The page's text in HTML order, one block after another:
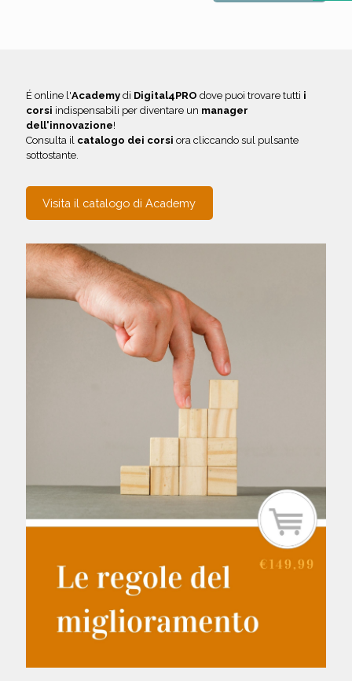
É online l'Academy di Digital4PRO dove puoi trovare tutti i
corsi indispensabili per diventare un manager
dell'innovazione!
Consulta il catalogo dei corsi ora cliccando sul pulsante
sottostante.
Visita il catalogo di Academy